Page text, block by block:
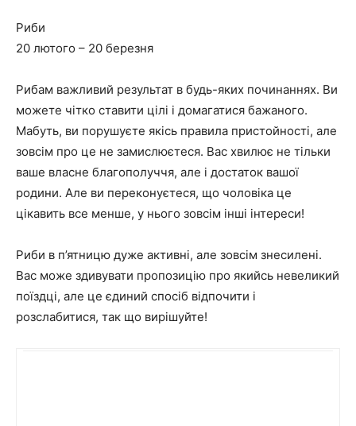
Риби
20 лютого – 20 березня
Рибам важливий результат в будь-яких починаннях. Ви
можете чітко ставити цілі і домагатися бажаного.
Мабуть, ви порушуєте якісь правила пристойності, але
зовсім про це не замислюєтеся. Вас хвилює не тільки
ваше власне благополуччя, але і достаток вашої
родини. Але ви переконуєтеся, що чоловіка це
цікавить все менше, у нього зовсім інші інтереси!
Риби в п’ятницю дуже активні, але зовсім знесилені.
Вас може здивувати пропозицію про якийсь невеликий
поїздці, але це єдиний спосіб відпочити і
розслабитися, так що вирішуйте!